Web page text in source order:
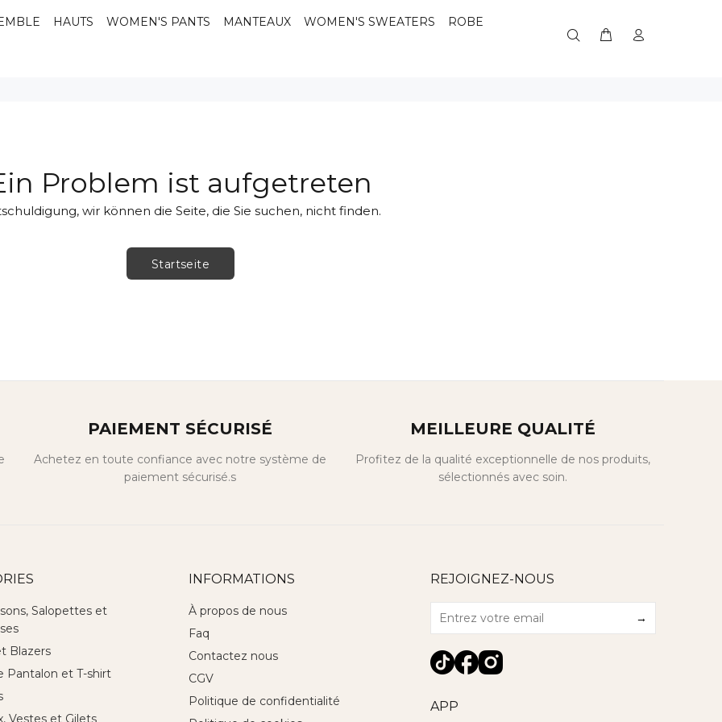
HAUTS WOMEN'S PANTS MANTEAUX WOMEN'S SWEATERS ROBE
Problem ist aufgetreten
wir können die Seite, die Sie suchen, nicht finden.
Startseite
PAIEMENT SÉCURISÉ
Achetez en toute confiance avec notre système de
paiement sécurisé.s
MEILLEURE QUALITÉ
Profitez de la qualité exceptionnelle de nos produits,
sélectionnés avec soin.
Salopettes et
Blazers
Pantalon et T-shirt
Vestes et Gilets
INFORMATIONS
À propos de nous
Faq
Contactez nous
CGV
Politique de confidentialité
REJOIGNEZ-NOUS
→
APP